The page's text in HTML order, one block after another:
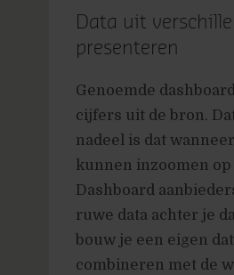
Data uit
presenteren
Genoemde
cijfers uit de bron.
nadeel is dat
kunnen inzoomen
Dashboard
ruwe data achter je
bouw je een eigen
combineren met de